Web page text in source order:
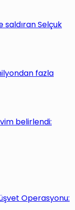
saldıran Selçuk
fazla
belirlendi:
Operasyonu: